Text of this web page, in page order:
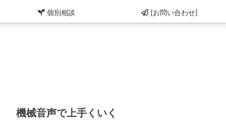
個別相談 [お問い合わせ]
機械音声で上手くいく